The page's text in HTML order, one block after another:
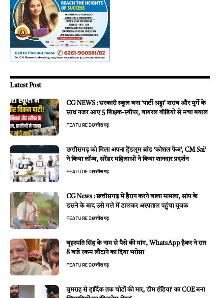
Latest Post
CG NEWS : सरकारी स्कूल बना ‘पार्टी अड्डा’ शराब और मुर्गे के
साथ नजर आए 5 शिक्षक-स्वीपर, वायरल वीडियो से मचा बवाल
FEATUREDछत्तीसगढ़
छत्तीसगढ़ को मिला अपना हैंडलूम ब्रांड ‘कोशल फैब’, CM Sai’
ने किया लॉन्च, सरेंडर महिलाओं ने किया शानदार प्रदर्शन
FEATUREDछत्तीसगढ़
CG News : छत्तीसगढ़ में हैरान करने वाला मामला, सांप के
डसने के बाद उसे गले में डालकर अस्पताल पहुंचा युवक
FEATUREDछत्तीसगढ़
बृहस्पति सिंह के नाम से पैसे की मांग, WhatsApp हैकर ने रात
8 बजे रकम लौटाने का दिया भरोसा
FEATUREDछत्तीसगढ़
बुमराह से हार्दिक तक चोटों की मार, टीम इंडिया’ का COE बना